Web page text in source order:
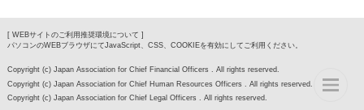
[ WEBサイトのご利用推奨環境について ]
パソコンのWEBブラウザにてJavaScript、CSS、COOKIEを有効にしてご利用ください。
Copyright (c) Japan Association for Chief Financial Officers . All rights reserved.
Copyright (c) Japan Association for Chief Human Resources Officers . All rights reserved.
Copyright (c) Japan Association for Chief Legal Officers . All rights reserved.